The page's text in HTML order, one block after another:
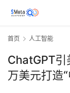
首页 人工智能
ChatGPT
万美元打造“